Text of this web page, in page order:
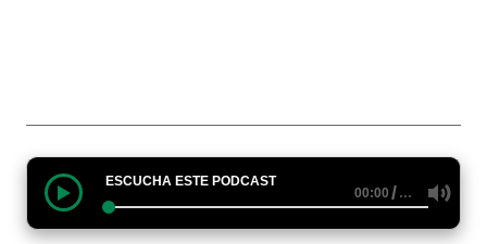
ESCUCHA ESTE PODCAST
00:00 /…